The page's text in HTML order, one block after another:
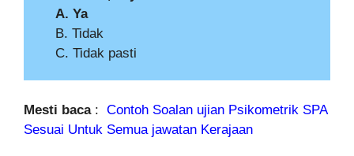
A. Ya
B. Tidak
C. Tidak pasti
Mesti baca: Contoh Soalan ujian Psikometrik SPA
Sesuai Untuk Semua jawatan Kerajaan